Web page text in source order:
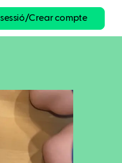
sessió/Crear compte